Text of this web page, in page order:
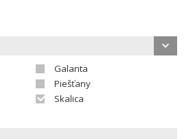
Galanta
Piešťany
Skalica